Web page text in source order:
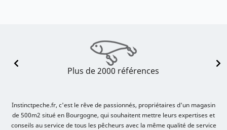
Plus de 2000 références
Instinctpeche.fr, c'est le rêve de passionnés, propriétaires d'un magasin
de 500m2 situé en Bourgogne, qui souhaitent mettre leurs expertises et
conseils au service de tous les pêcheurs avec la même qualité de service